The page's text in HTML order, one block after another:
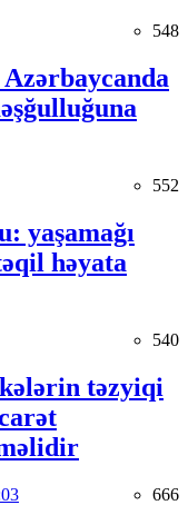
548
552
yaşamağı
həyata
540
təzyiqi
666